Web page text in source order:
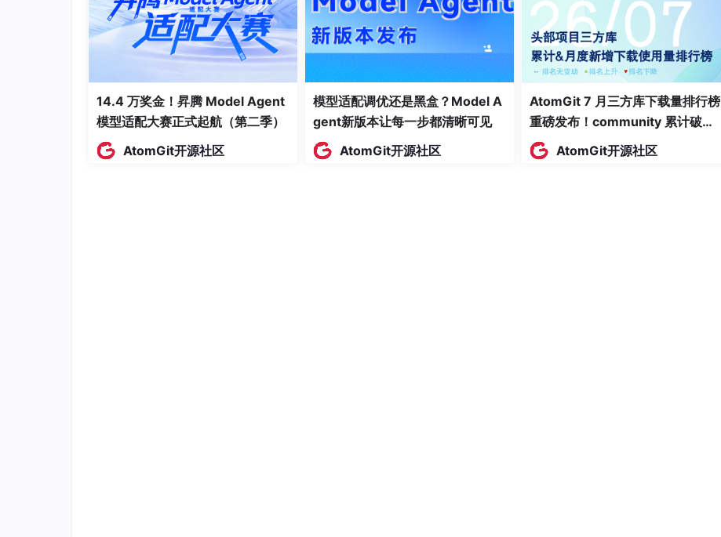
14.4 万奖金！昇腾 Model Agent
模型适配大赛正式起航（第二季）
AtomGit开源社区
模型适配调优还是黑盒？Model A
gent新版本让每一步都清晰可见
AtomGit开源社区
AtomGit 7 月三方库下载量排行榜
重磅发布！community 累计破百
万断层领跑，Chromium 组件全
面霸榜
AtomGit开源社区